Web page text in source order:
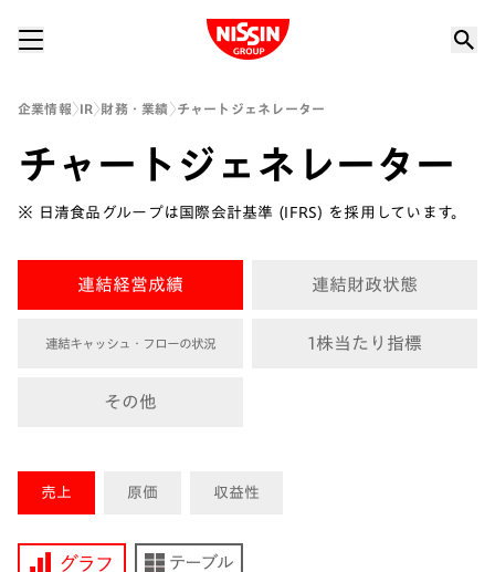
Nissin Group
企業情報 IR 財務・業績 チャートジェネレーター
チャートジェネレーター
※ 日清食品グループは国際会計基準 (IFRS) を採用しています。
連結経営成績 連結財政状態
連結キャッシュ・フローの状況 1株当たり指標
その他
売上 原価 収益性